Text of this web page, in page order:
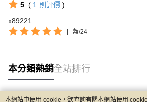
5 ( 1 則評價 )
x89221
藍/24
本分類熱銷全站排行
本網站中使用 cookie，欲查詢有關本網站使用